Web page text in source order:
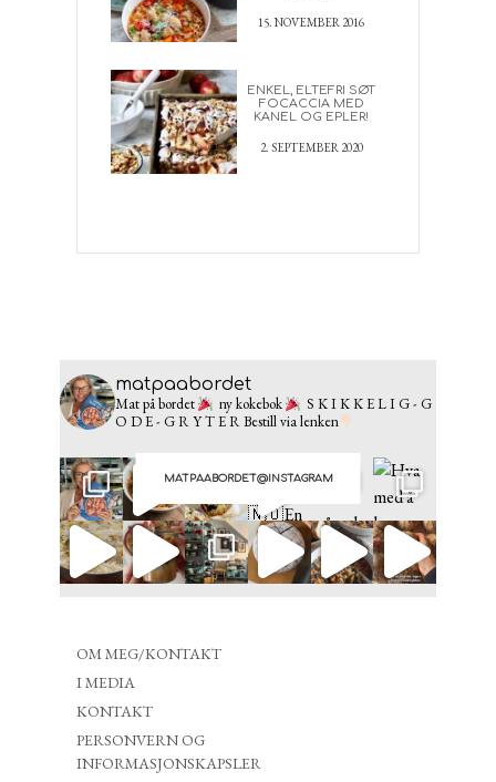
15. NOVEMBER 2016
ENKEL, ELTEFRI SØT
FOCACCIA MED
KANEL OG EPLER!
2. SEPTEMBER 2020
MATPAABORDET@INSTAGRAM
matpaabordet
Mat på bordet ny kokebok
S K I K K E L I G - G
O D E - G R Y T E RBestill via lenken
OM MEG/KONTAKT
I MEDIA
KONTAKT
PERSONVERN OG
INFORMASJONSKAPSLER